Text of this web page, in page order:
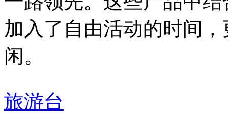
加入了自由活动的时间
闲。
旅游台